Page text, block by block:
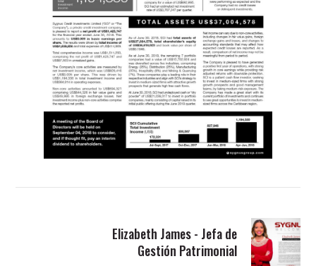
Elizabeth James - Jefa de
Gestión Patrimonial